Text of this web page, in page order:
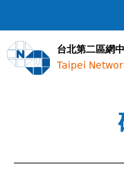
台北第二區網
Taipei